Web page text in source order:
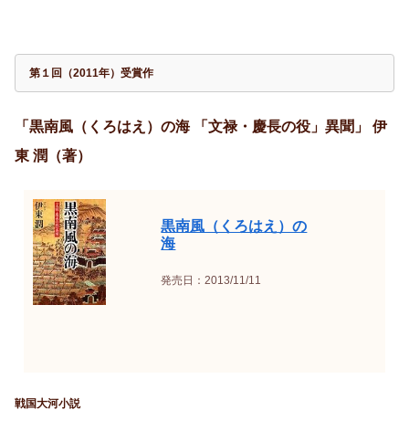
第１回（2011年）受賞作
「黒南風（くろはえ）の海 「文禄・慶長の役」異聞」 伊
東 潤（著）
黒南風（くろはえ）の
海
発売日：2013/11/11
戦国大河小説